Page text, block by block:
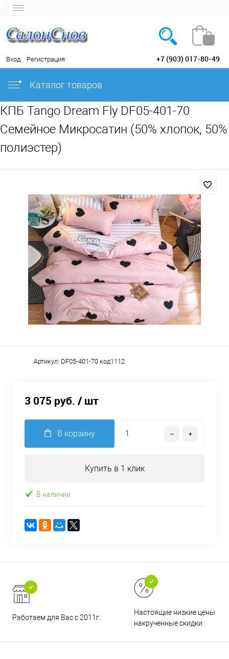
Вход Регистрация +7 (903) 017-80-49
Каталог товаров
КПБ Tango Dream Fly DF05-401-70
Семейное Микросатин (50% хлопок, 50%
полиэстер)
Артикул: DF05-401-70 код1112
3 075 руб. / шт
В корзину
Купить в 1 клик
В наличии
Работаем для Вас с 2011г.
Настоящие низкие цены и
накрученные скидки